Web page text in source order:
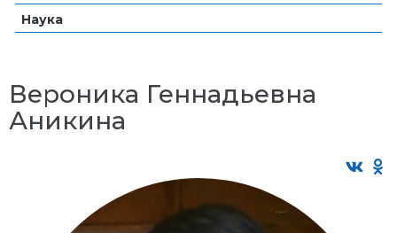
Наука
Вероника Геннадьевна
Аникина